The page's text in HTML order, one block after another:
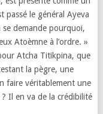
le général Ayeva
se demande pourquoi,
Atoèmne à l’ordre. »
Atcha Titikpina, que
la pègre, une
faire véritablement une
Il en va de la crédibilité